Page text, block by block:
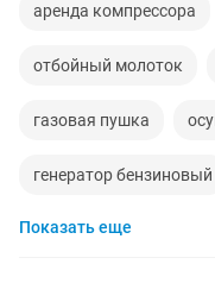
аренда компрессора
отбойный молоток
газовая пушка
генератор бензиновый
кислородный
Показать еще